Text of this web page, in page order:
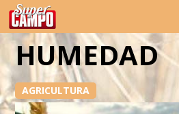
Temas de hoy
HUMEDAD
AGRICULTURA